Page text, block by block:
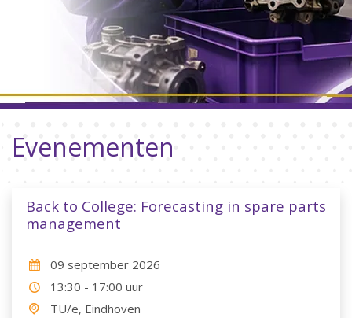
Evenementen
Back to College: Forecasting in spare parts
management
09 september 2026
13:30 - 17:00 uur
TU/e, Eindhoven